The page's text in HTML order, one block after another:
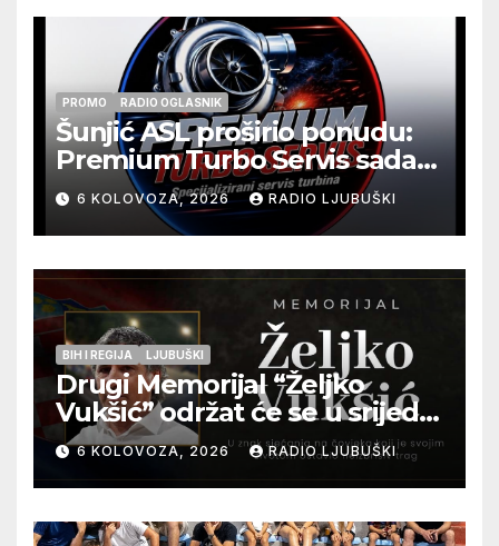
PROMO RADIO OGLASNIK
Šunjić ASL proširio ponudu:
Premium Turbo Servis sada
na jednoj adresi u Ljubuškom
6 KOLOVOZA, 2026 RADIO LJUBUŠKI
BIH I REGIJA LJUBUŠKI
Drugi Memorijal “Željko
Vukšić” održat će se u srijedu
12. kolovoza u Otoku
6 KOLOVOZA, 2026 RADIO LJUBUŠKI